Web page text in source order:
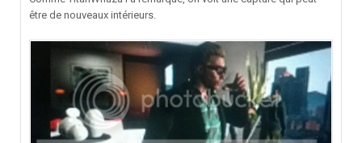
être de nouveaux intérieurs.